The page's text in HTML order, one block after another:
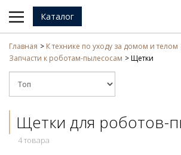
Каталог
Главная
К технике по уходу за домом и телом
Запчасти к роботам-пылесосам
Щетки
Щетки для роботов-
4 товара